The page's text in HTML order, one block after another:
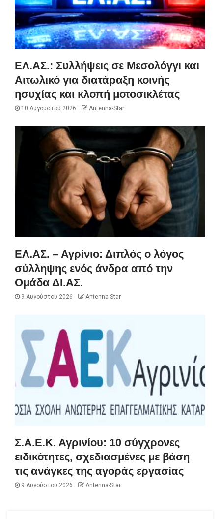
ΕΛ.ΑΣ.: Συλλήψεις σε Μεσολόγγι και
Αιτωλικό για διατάραξη κοινής
ησυχίας και κλοπή μοτοσικλέτας
10 Αυγούστου 2026 Antenna-Star
ΕΛ.ΑΣ. – Αγρίνιο: Διπλός ο λόγος
σύλληψης ενός άνδρα από την
Ομάδα ΔΙ.ΑΣ.
9 Αυγούστου 2026 Antenna-Star
Σ.Α.Ε.Κ. Αγρινίου: 10 σύγχρονες
ειδικότητες, σχεδιασμένες με βάση
τις ανάγκες της αγοράς εργασίας
9 Αυγούστου 2026 Antenna-Star